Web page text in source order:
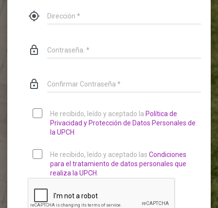
my_location
lock_outline
lock_outline
He recibido, leído y aceptado la Política de
Privacidad y Protección de Datos Personales de
la UPCH
He recibido, leído y aceptado las Condiciones
para el tratamiento de datos personales que
realiza la UPCH